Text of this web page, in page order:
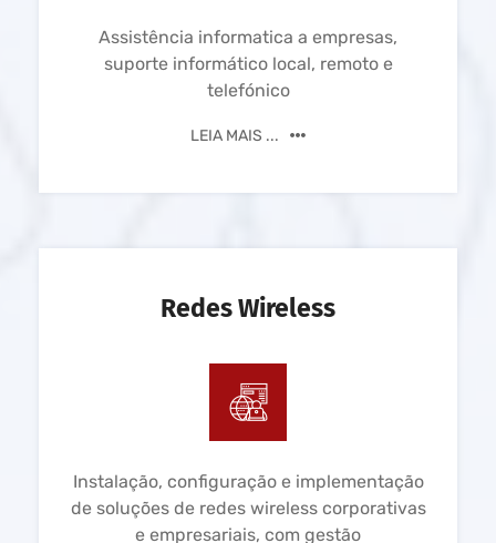
Assistência informatica a empresas,
suporte informático local, remoto e
telefónico
LEIA MAIS ...
Redes Wireless
Instalação, configuração e implementação
de soluções de redes wireless corporativas
e empresariais, com gestão